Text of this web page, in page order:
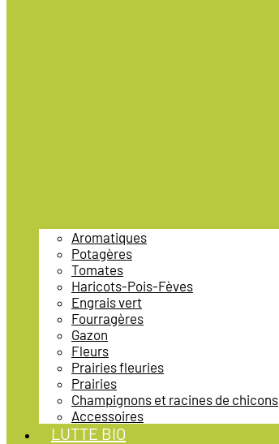
Aromatiques
Potagères
Tomates
Haricots-Pois-Fèves
Engrais vert
Fourragères
Gazon
Fleurs
Prairies fleuries
Prairies
Champignons et racines de chicons
Accessoires
LUTTE BIO